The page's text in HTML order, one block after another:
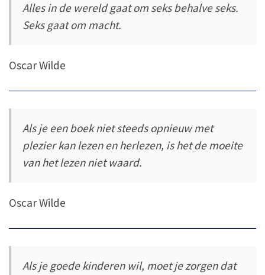
Alles in de wereld gaat om seks behalve seks.
Seks gaat om macht.
Oscar Wilde
Als je een boek niet steeds opnieuw met
plezier kan lezen en herlezen, is het de moeite
van het lezen niet waard.
Oscar Wilde
Als je goede kinderen wil, moet je zorgen dat